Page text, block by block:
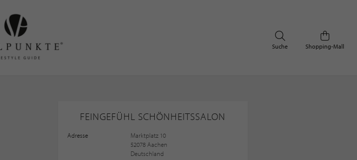
Shopping-Mall
Suche
FEINGEFÜHL SCHÖNHEITSSALON
Adresse
Marktplatz 10
52078 Aachen
Deutschland